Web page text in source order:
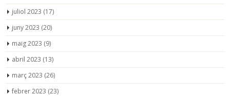
juliol 2023 (17)
juny 2023 (20)
maig 2023 (9)
abril 2023 (13)
març 2023 (26)
febrer 2023 (23)